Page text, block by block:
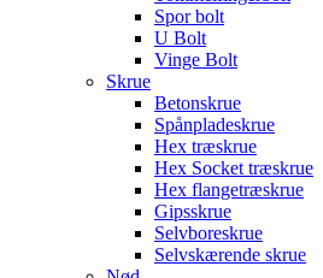
Spor bolt
U Bolt
Vinge Bolt
Skrue
Betonskrue
Spånpladeskrue
Hex træskrue
Hex Socket træskrue
Hex flangetræskrue
Gipsskrue
Selvboreskrue
Selvskærende skrue